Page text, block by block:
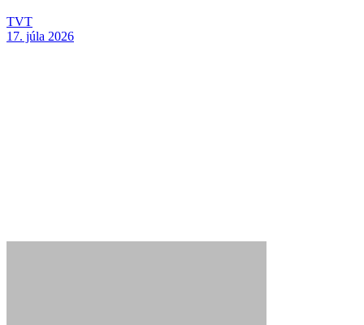
TVT
17. júla 2026